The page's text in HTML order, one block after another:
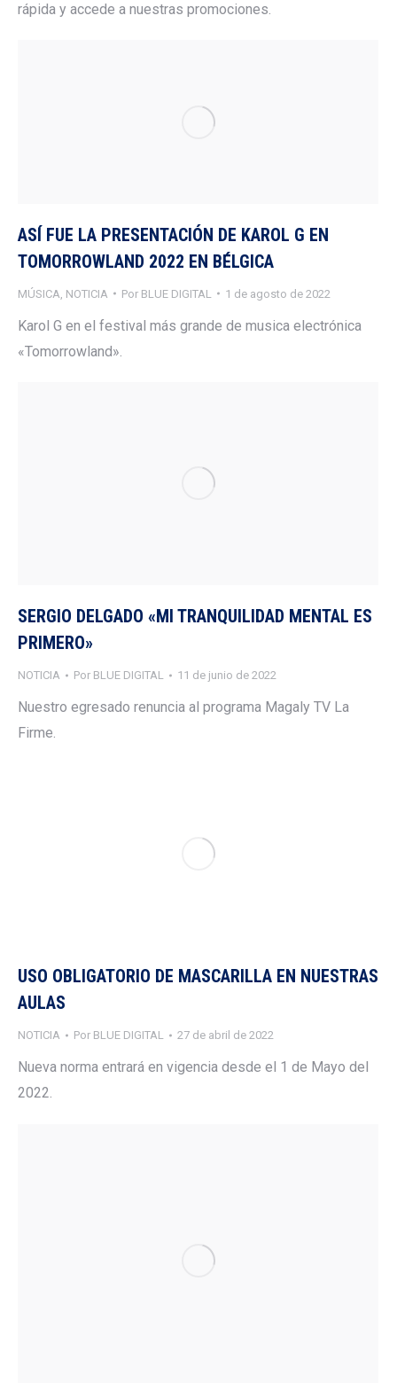
rápida y accede a nuestras promociones.
ASÍ FUE LA PRESENTACIÓN DE KAROL G EN
TOMORROWLAND 2022 EN BÉLGICA
MÚSICA NOTICIA Por BLUE DIGITAL 1 de agosto de 2022
Karol G en el festival más grande de musica electrónica
«Tomorrowland».
SERGIO DELGADO «MI TRANQUILIDAD MENTAL ES
PRIMERO»
NOTICIA Por BLUE DIGITAL 11 de junio de 2022
Nuestro egresado renuncia al programa Magaly TV La
Firme.
USO OBLIGATORIO DE MASCARILLA EN NUESTRAS
AULAS
NOTICIA Por BLUE DIGITAL 27 de abril de 2022
Nueva norma entrará en vigencia desde el 1 de Mayo del
2022.